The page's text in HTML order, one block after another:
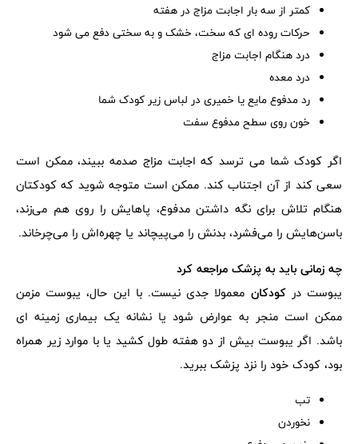
کمتر از سه بار اجابت مزاج در هفته
حرکات روده ای که سخت، خشک و به سختی دفع می شود
درد هنگام اجابت مزاج
درد معده
رد مدفوع مایع یا خمیری در لباس زیر کودک شما
خون روی سطح مدفوع سفت
اگر کودک شما می ترسد که اجابت مزاج صدمه ببیند، ممکن است
سعی کند از آن اجتناب کند. ممکن است متوجه شوید که کودکتان
هنگام تلاش برای نگه داشتن مدفوع، پاهایش را روی هم می‌زند،
باسن‌هایش را می‌فشرد، بدنش را می‌پیچاند یا چهره‌اش را می‌چرخاند.
چه زمانی باید به پزشک مراجعه کرد
یبوست درکودکان معمولا جدی نیست. با این حال، یبوست مزمن
ممکن است منجر به عوارض شود یا نشانه یک بیماری زمینه ای
باشد. اگر یبوست بیش از دو هفته طول کشید یا با موارد زیر همراه
بود، کودک خود را نزد پزشک ببرید.
تب
نخوردن